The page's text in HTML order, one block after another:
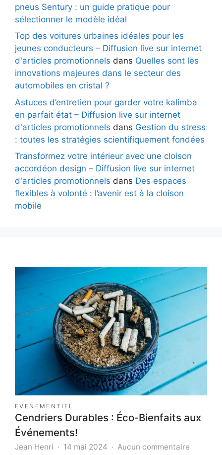
pneus Sentury : un guide pratique pour
sélectionner le modèle idéal
Top des voitures urbaines idéales pour les
jeunes conducteurs – Diffusion live sur internet
d'articles promotionnels dans Quelles sont les
innovations majeures dans le secteur des
automobiles en cristal ?
Astuces d’entretien pour garder votre kalimba
en parfait état – Diffusion live sur internet
d'articles promotionnels dans Gestion du stress
: toutes les stratégies scientifiquement fondées
Transformez votre intérieur avec une cloison
accordéon design – Diffusion live sur internet
d'articles promotionnels dans Des espaces
flexibles à volonté : l’avenir est à la cloison
mobile
EVENEMENTIEL
Cendriers Durables : Éco-Bienfaits aux
Événements!
Jean Henri 14 mai 2024 Aucun commentaire